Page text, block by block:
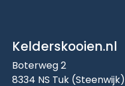
Kelderskooien.nl
Boterweg 2
8334 NS Tuk (Steenwijk)